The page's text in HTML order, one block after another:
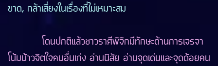
ขาด, กล้าเสี่ยงในเรื่องที่ไม่เหมาะสม
โดนปกติแล้วชาวราศีพิจิกมีทักษะด้านการเจรจา
โน้มน้าวจิตใจคนอื่นเก่ง อ่านนิสัย อ่านจุดเด่นและจุดด้อยคน